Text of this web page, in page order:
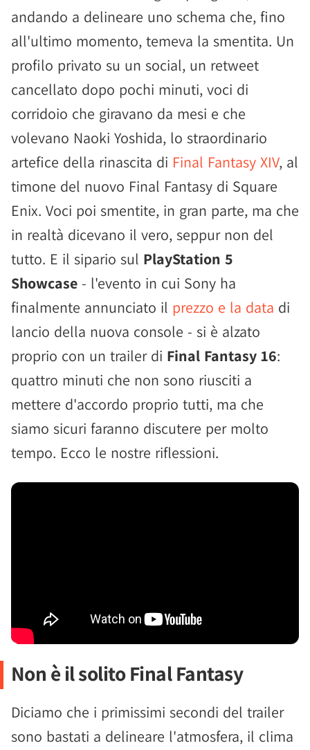
andando a delineare uno schema che, fino
all'ultimo momento, temeva la smentita. Un
profilo privato su un social, un retweet
cancellato dopo pochi minuti, voci di
corridoio che giravano da mesi e che
volevano Naoki Yoshida, lo straordinario
artefice della rinascita di Final Fantasy XIV, al
timone del nuovo Final Fantasy di Square
Enix. Voci poi smentite, in gran parte, ma che
in realtà dicevano il vero, seppur non del
tutto. E il sipario sul PlayStation 5
Showcase - l'evento in cui Sony ha
finalmente annunciato il prezzo e la data di
lancio della nuova console - si è alzato
proprio con un trailer di Final Fantasy 16:
quattro minuti che non sono riusciti a
mettere d'accordo proprio tutti, ma che
siamo sicuri faranno discutere per molto
tempo. Ecco le nostre riflessioni.
Non è il solito Final Fantasy
Diciamo che i primissimi secondi del trailer
sono bastati a delineare l'atmosfera, il clima